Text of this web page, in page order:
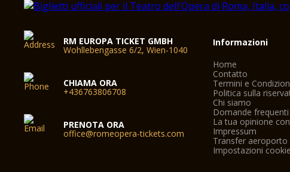
RM EUROPA TICKET GMBH
Wohllebengasse 6/2, Wien-1040
CHIAMA ORA
+436763806708
PRENOTA ORA
office@romeopera-tickets.com
Informazioni
Home
Contatto
Termini e
Politica sulla
Chi siamo
Domande frequenti
La tua opinione
Impressum
Transfer aeroporto
Impostazioni cookie